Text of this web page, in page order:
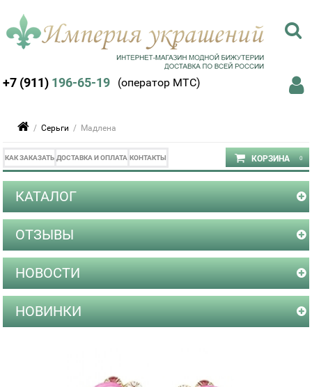
+7 (911) 196-65-19 (оператор МТС)
/Серьги / Мадлена
КАК ЗАКАЗАТЬ ДОСТАВКА И ОПЛАТА КОНТАКТЫ
КАТАЛОГ
ОТЗЫВЫ
НОВОСТИ
НОВИНКИ